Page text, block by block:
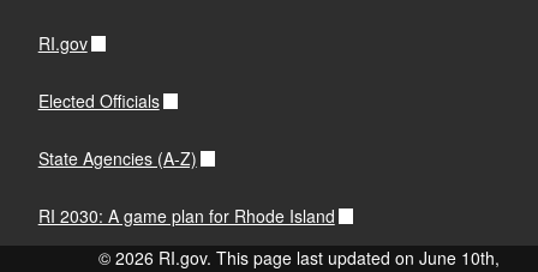
RI.gov
Elected Officials
State Agencies (A-Z)
RI 2030: A game plan for Rhode Island
© 2026 RI.gov. This page last updated on June 10th,